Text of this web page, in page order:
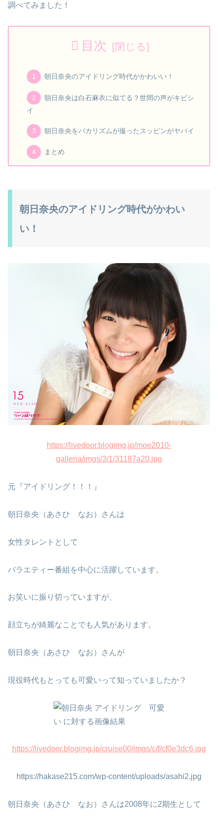
調べてみました！
目次
朝日奈央のアイドリング時代がかわいい！
朝日奈央は白石麻衣に似てる？世間の声がキビシ
イ
朝日奈央をバカリズムが撮ったスッピンがヤバイ
まとめ
朝日奈央のアイドリング時代がかわい
い！
https://livedoor.blogimg.jp/moe2010-
galleria/imgs/3/1/31187a20.jpg
元『アイドリング！！！』
朝日奈央（あさひ なお）さんは
女性タレントとして
バラエティー番組を中心に活躍しています。
お笑いに振り切っていますが、
顔立ちが綺麗なことでも人気があります。
朝日奈央（あさひ なお）さんが
現役時代もとっても可愛いって知っていましたか？
https://livedoor.blogimg.jp/cruise00/imgs/c/f/cf0e3dc6.jpg
https://hakase215.com/wp-content/uploads/asahi2.jpg
朝日奈央（あさひ なお）さんは2008年に2期生として